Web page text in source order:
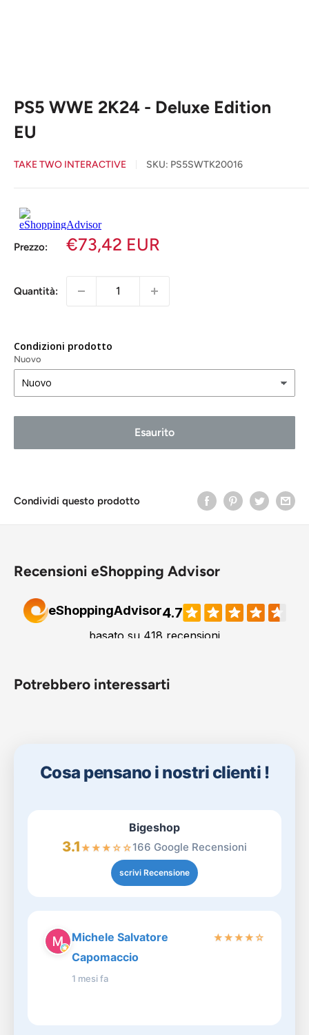
PS5 WWE 2K24 - Deluxe Edition
EU
TAKE TWO INTERACTIVE SKU: PS5SWTK20016
Prezzo: €73,42 EUR
Quantità:
Condizioni prodotto
Nuovo
Esaurito
Condividi questo prodotto
Recensioni eShopping Advisor
Potrebbero interessarti
Cosa pensano i nostri clienti !
Bigeshop
3.1★★★☆☆166 Google Recensioni
scrivi Recensione
Michele Salvatore
Capomaccio
1 mesi fa
★★★★☆